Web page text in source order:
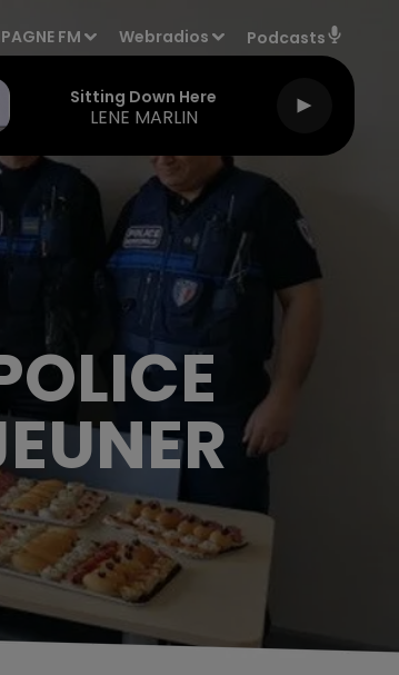
FM Webradios Podcasts
Sitting Down Here
LENE MARLIN